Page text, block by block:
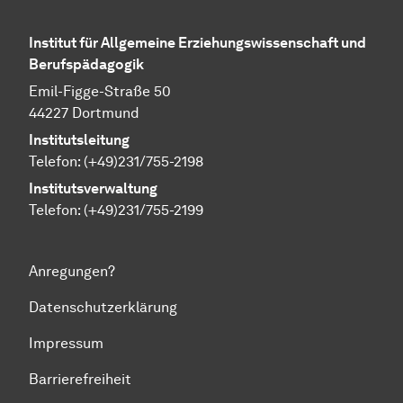
Institut für Allgemeine Erziehungswissenschaft und
Berufspädagogik
Emil-Figge-Straße 50
44227 Dortmund
Institutsleitung
Telefon: (+49)231/755-2198
Institutsverwaltung
Telefon: (+49)231/755-2199
Anregungen?
Datenschutzerklärung
Impressum
Barrierefreiheit